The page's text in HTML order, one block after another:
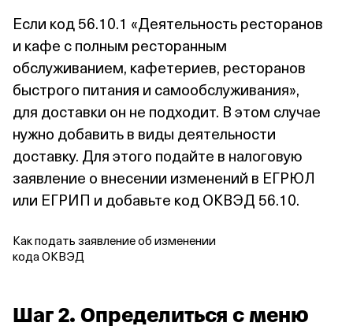
Если код 56.10.1 «Деятельность ресторанов
и кафе с полным ресторанным
обслуживанием, кафетериев, ресторанов
быстрого питания и самообслуживания»,
для доставки он не подходит. В этом случае
нужно добавить в виды деятельности
доставку. Для этого подайте в налоговую
заявление о внесении изменений в ЕГРЮЛ
или ЕГРИП и добавьте код ОКВЭД 56.10.
Как подать заявление об изменении
кода ОКВЭД
Шаг 2. Определиться с меню